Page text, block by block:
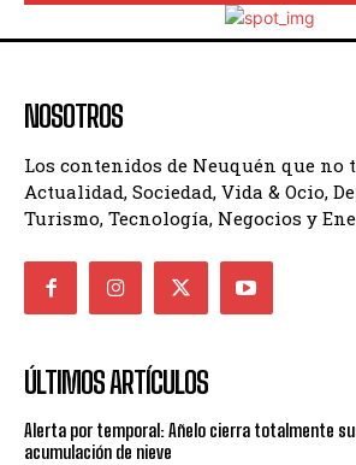
NOSOTROS
Los contenidos de Neuquén que no
Actualidad, Sociedad, Vida & Ocio,
Turismo, Tecnología, Negocios y
ÚLTIMOS ARTÍCULOS
Alerta por temporal: Añelo cierra totalmente
acumulación de nieve